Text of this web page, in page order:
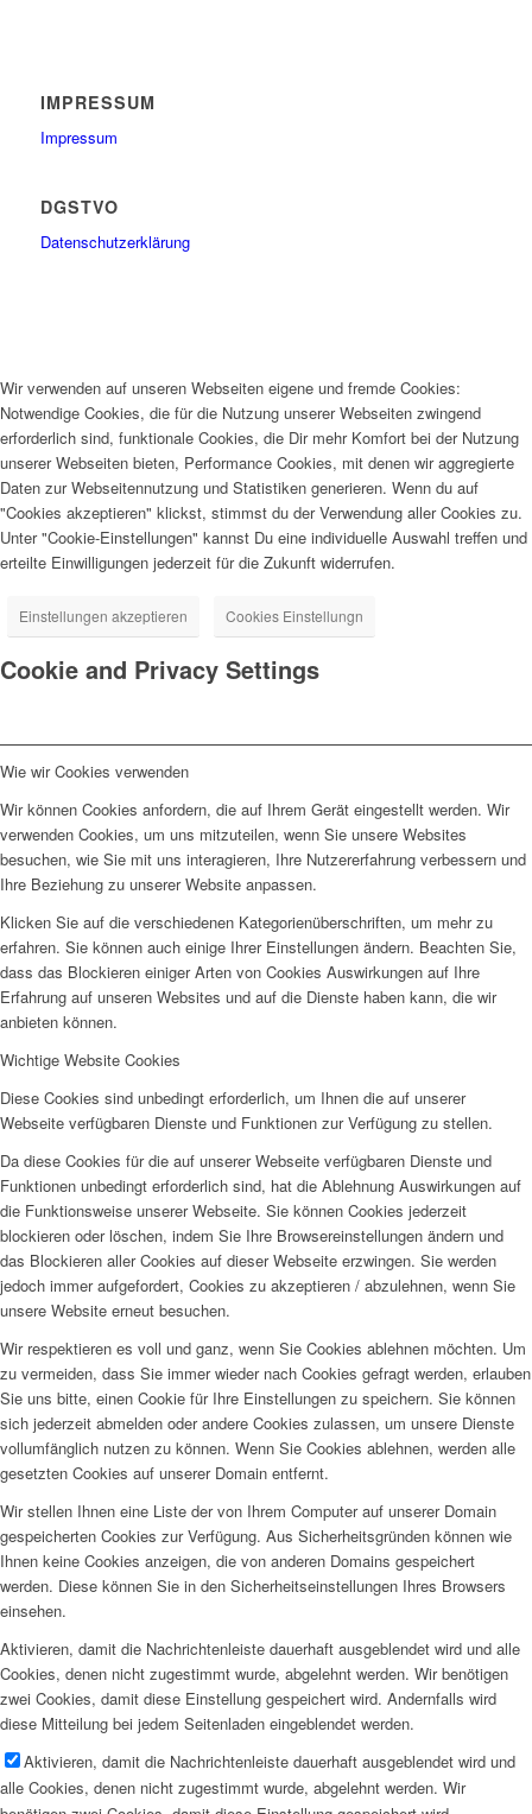
IMPRESSUM
Impressum
DGSTVO
Datenschutzerklärung
Wir verwenden auf unseren Webseiten eigene und fremde Cookies:
Notwendige Cookies, die für die Nutzung unserer Webseiten zwingend
erforderlich sind, funktionale Cookies, die Dir mehr Komfort bei der Nutzung
unserer Webseiten bieten, Performance Cookies, mit denen wir aggregierte
Daten zur Webseitennutzung und Statistiken generieren. Wenn du auf
"Cookies akzeptieren" klickst, stimmst du der Verwendung aller Cookies zu.
Unter "Cookie-Einstellungen" kannst Du eine individuelle Auswahl treffen und
erteilte Einwilligungen jederzeit für die Zukunft widerrufen.
Einstellungen akzeptieren Cookies Einstellungn
Cookie and Privacy Settings
Wie wir Cookies verwenden
Wir können Cookies anfordern, die auf Ihrem Gerät eingestellt werden. Wir
verwenden Cookies, um uns mitzuteilen, wenn Sie unsere Websites
besuchen, wie Sie mit uns interagieren, Ihre Nutzererfahrung verbessern und
Ihre Beziehung zu unserer Website anpassen.
Klicken Sie auf die verschiedenen Kategorienüberschriften, um mehr zu
erfahren. Sie können auch einige Ihrer Einstellungen ändern. Beachten Sie,
dass das Blockieren einiger Arten von Cookies Auswirkungen auf Ihre
Erfahrung auf unseren Websites und auf die Dienste haben kann, die wir
anbieten können.
Wichtige Website Cookies
Diese Cookies sind unbedingt erforderlich, um Ihnen die auf unserer
Webseite verfügbaren Dienste und Funktionen zur Verfügung zu stellen.
Da diese Cookies für die auf unserer Webseite verfügbaren Dienste und
Funktionen unbedingt erforderlich sind, hat die Ablehnung Auswirkungen auf
die Funktionsweise unserer Webseite. Sie können Cookies jederzeit
blockieren oder löschen, indem Sie Ihre Browsereinstellungen ändern und
das Blockieren aller Cookies auf dieser Webseite erzwingen. Sie werden
jedoch immer aufgefordert, Cookies zu akzeptieren / abzulehnen, wenn Sie
unsere Website erneut besuchen.
Wir respektieren es voll und ganz, wenn Sie Cookies ablehnen möchten. Um
zu vermeiden, dass Sie immer wieder nach Cookies gefragt werden, erlauben
Sie uns bitte, einen Cookie für Ihre Einstellungen zu speichern. Sie können
sich jederzeit abmelden oder andere Cookies zulassen, um unsere Dienste
vollumfänglich nutzen zu können. Wenn Sie Cookies ablehnen, werden alle
gesetzten Cookies auf unserer Domain entfernt.
Wir stellen Ihnen eine Liste der von Ihrem Computer auf unserer Domain
gespeicherten Cookies zur Verfügung. Aus Sicherheitsgründen können wie
Ihnen keine Cookies anzeigen, die von anderen Domains gespeichert
werden. Diese können Sie in den Sicherheitseinstellungen Ihres Browsers
einsehen.
Aktivieren, damit die Nachrichtenleiste dauerhaft ausgeblendet wird und alle
Cookies, denen nicht zugestimmt wurde, abgelehnt werden. Wir benötigen
zwei Cookies, damit diese Einstellung gespeichert wird. Andernfalls wird
diese Mitteilung bei jedem Seitenladen eingeblendet werden.
Aktivieren, damit die Nachrichtenleiste dauerhaft ausgeblendet wird und
alle Cookies, denen nicht zugestimmt wurde, abgelehnt werden. Wir